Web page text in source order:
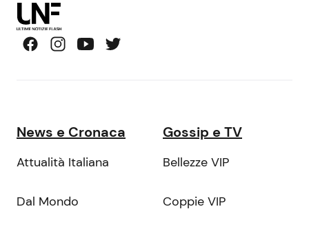
News e Cronaca
Attualità Italiana
Dal Mondo
Gossip e TV
Bellezze VIP
Coppie VIP